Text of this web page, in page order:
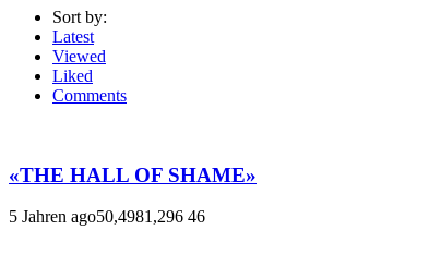
Sort by:
Latest
Viewed
Liked
Comments
«THE HALL OF SHAME»
5 Jahren ago50,4981,296 46